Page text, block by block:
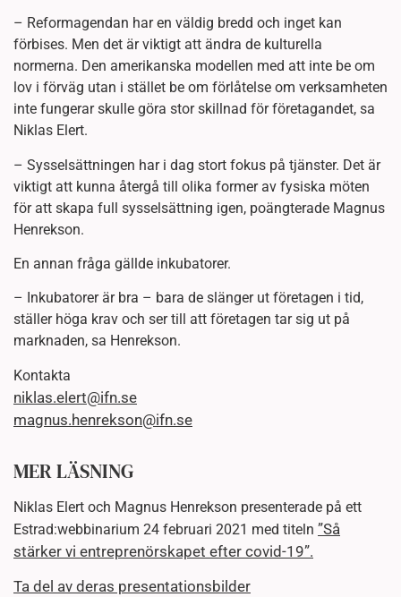
– Reformagendan har en väldig bredd och inget kan
förbises. Men det är viktigt att ändra de kulturella
normerna. Den amerikanska modellen med att inte be om
lov i förväg utan i stället be om förlåtelse om verksamheten
inte fungerar skulle göra stor skillnad för företagandet, sa
Niklas Elert.
– Sysselsättningen har i dag stort fokus på tjänster. Det är
viktigt att kunna återgå till olika former av fysiska möten
för att skapa full sysselsättning igen, poängterade Magnus
Henrekson.
En annan fråga gällde inkubatorer.
– Inkubatorer är bra – bara de slänger ut företagen i tid,
ställer höga krav och ser till att företagen tar sig ut på
marknaden, sa Henrekson.
Kontakta
niklas.elert@ifn.se
magnus.henrekson@ifn.se
MER LÄSNING
Niklas Elert och Magnus Henrekson presenterade på ett
Estrad:webbinarium 24 februari 2021 med titeln ”Så
stärker vi entreprenörskapet efter covid-19”.
Ta del av deras presentationsbilder